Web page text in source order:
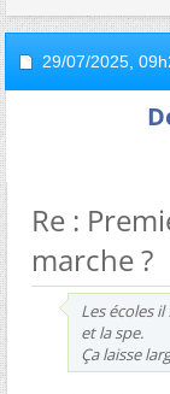
29/07/2025,
Re :
marche ?
Les écoles
et la spe.
Ça laisse